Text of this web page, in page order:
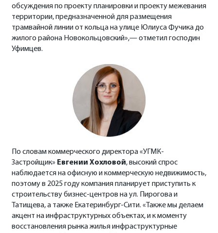
обсуждения по проекту планировки и проекту межевания
территории, предназначенной для размещения
трамвайной линии от кольца на улице Юлиуса Фучика до
жилого района Новокольцовский»,— отметил господин
Уфимцев.
По словам коммерческого директора «УГМК-
Застройщик» Евгении Хохловой, высокий спрос
наблюдается на офисную и коммерческую недвижимость,
поэтому в 2025 году компания планирует приступить к
строительству бизнес-центров на ул. Пирогова и
Татищева, а также Екатеринбург-Сити. «Также мы делаем
акцент на инфраструктурных объектах, и к моменту
восстановления рынка жилья инфраструктурные